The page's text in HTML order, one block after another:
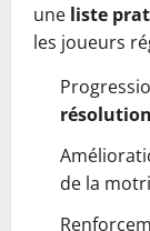
une liste
les joueurs
de la